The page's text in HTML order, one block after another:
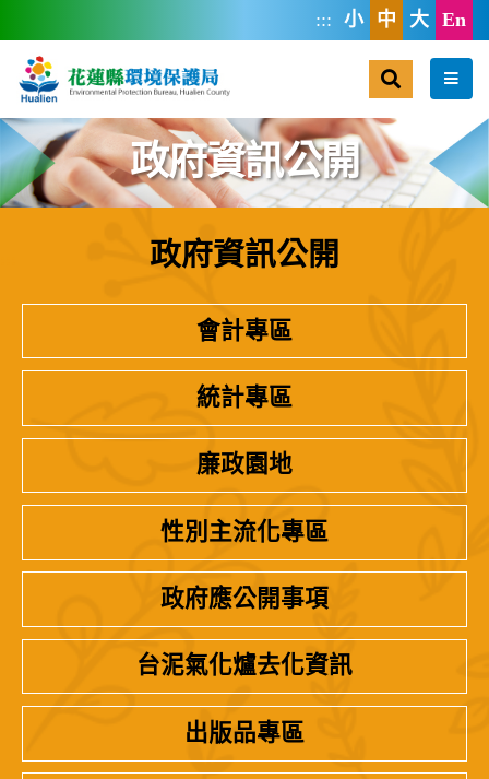
::: 小 中 大 En
選單
政府資訊公開
政府資訊公開
會計專區
統計專區
廉政園地
性別主流化專區
政府應公開事項
台泥氣化爐去化資訊
出版品專區